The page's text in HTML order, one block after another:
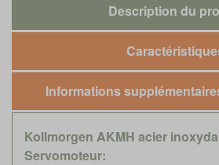
Description du
Informations
Kollmorgen AKMH acier
Servomoteur: